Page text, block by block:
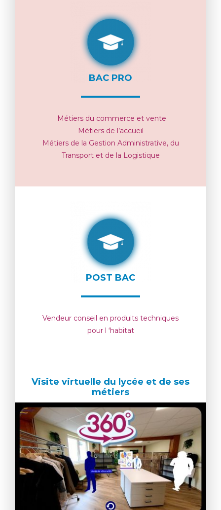
BAC PRO
Métiers du commerce et vente
Métiers de l’accueil
Métiers de la Gestion Administrative, du
Transport et de la Logistique
POST BAC
Vendeur conseil en produits techniques
pour l ‘habitat
Visite virtuelle du lycée et de ses
métiers